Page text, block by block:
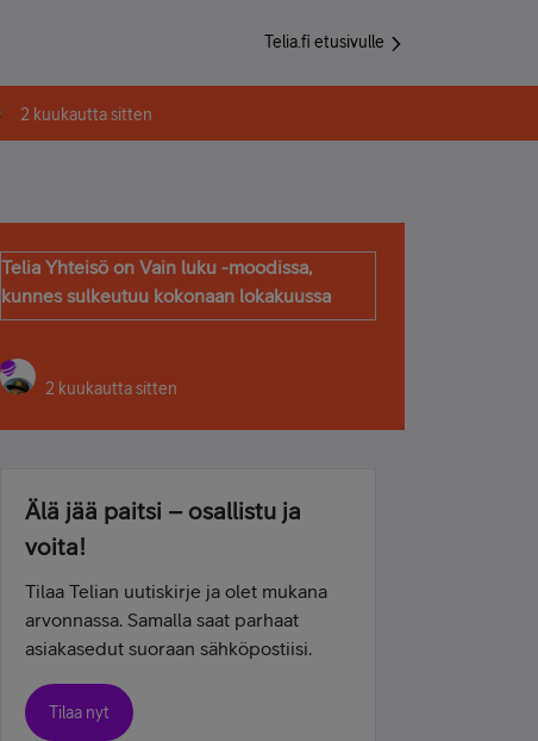
Telia.fi etusivulle
2 kuukautta sitten
Telia Yhteisö on Vain luku -moodissa,
kunnes sulkeutuu kokonaan lokakuussa
2 kuukautta sitten
Älä jää paitsi – osallistu ja
voita!
Tilaa Telian uutiskirje ja olet mukana
arvonnassa. Samalla saat parhaat
asiakasedut suoraan sähköpostiisi.
Tilaa nyt